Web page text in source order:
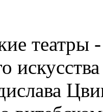
театры